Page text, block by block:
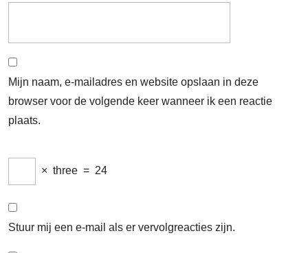
Mijn naam, e-mailadres en website opslaan in deze
browser voor de volgende keer wanneer ik een reactie
plaats.
× three = 24
Stuur mij een e-mail als er vervolgreacties zijn.